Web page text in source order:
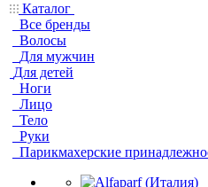
Каталог
Все бренды
Волосы
Для мужчин
Для детей
Ноги
Лицо
Тело
Руки
Парикмахерские